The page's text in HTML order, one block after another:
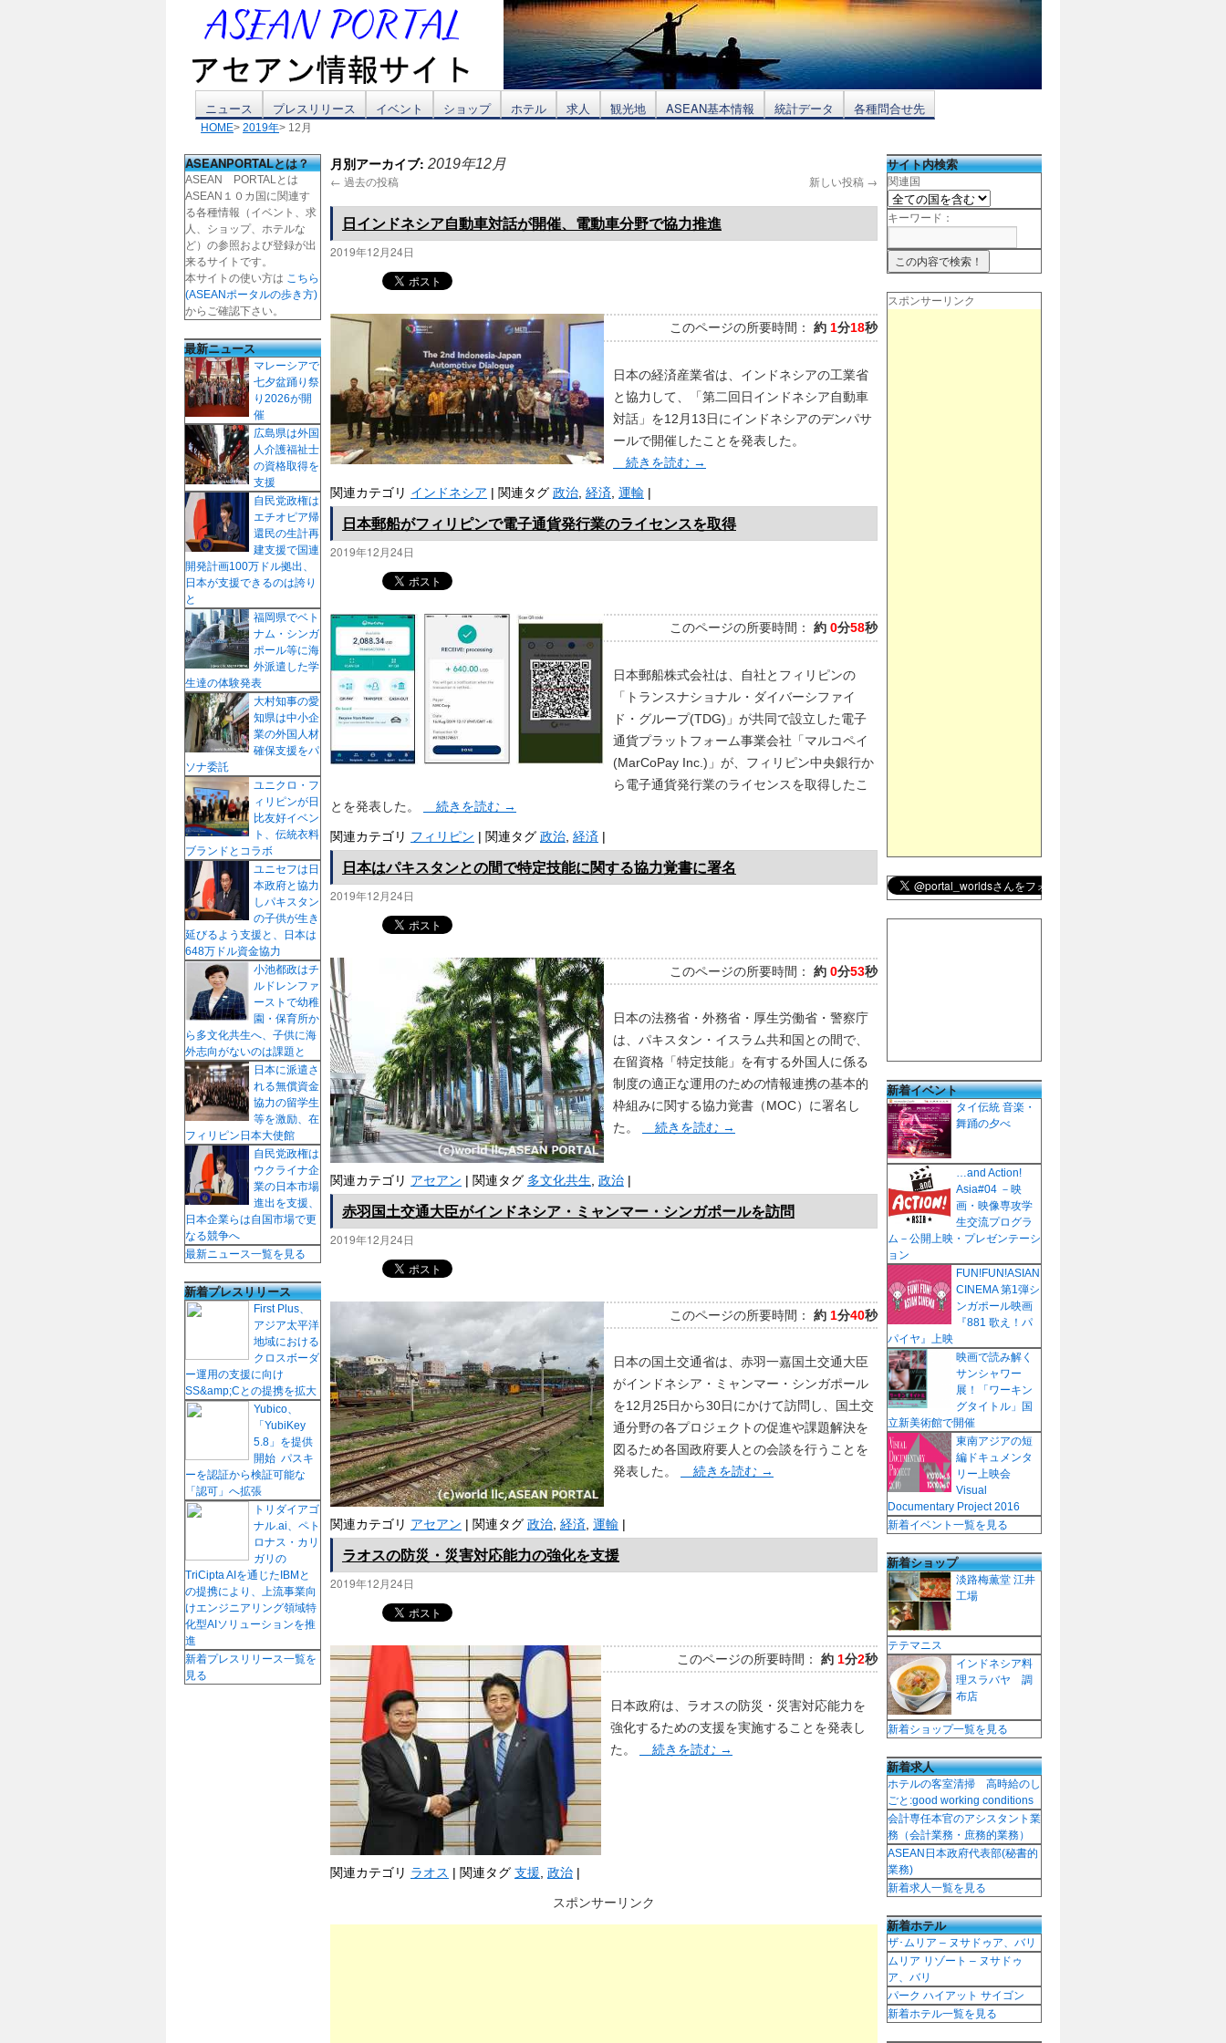
テ
ン
ツ
へ
ス
キ
ッ
プ
ニュース プレスリリース イベント ショップ ホテル 求人 観光地 ASEAN基本情報 統計データ 各種問合せ先
HOME> 2019年> 12月
月別アーカイブ: 2019年12月
← 過去の投稿 新しい投稿 →
日インドネシア自動車対話が開催、電動車分野で協力推進
2019年12月24日
このページの所要時間： 約 1分18秒
日本の経済産業省は、インドネシアの工業省
と協力して、「第二回日インドネシア自動車
対話」を12月13日にインドネシアのデンパサ
ールで開催したことを発表した。
続きを読む →
関連カテゴリ インドネシア | 関連タグ 政治 経済 運輸 |
日本郵船がフィリピンで電子通貨発行業のライセンスを取得
2019年12月24日
このページの所要時間： 約 0分58秒
日本郵船株式会社は、自社とフィリピンの
「トランスナショナル・ダイバーシファイ
ド・グループ(TDG)」が共同で設立した電子
通貨プラットフォーム事業会社「マルコペイ
(MarCoPay Inc.)」が、フィリピン中央銀行か
ら電子通貨発行業のライセンスを取得したこ
とを発表した。
続きを読む →
関連カテゴリ フィリピン | 関連タグ 政治 経済 |
日本はパキスタンとの間で特定技能に関する協力覚書に署名
2019年12月24日
このページの所要時間： 約 0分53秒
日本の法務省・外務省・厚生労働省・警察庁
は、パキスタン・イスラム共和国との間で、
在留資格「特定技能」を有する外国人に係る
制度の適正な運用のための情報連携の基本的
枠組みに関する協力覚書（MOC）に署名し
た。
続きを読む →
関連カテゴリ アセアン | 関連タグ 多文化共生 政治 |
赤羽国土交通大臣がインドネシア・ミャンマー・シンガポールを訪問
2019年12月24日
このページの所要時間： 約 1分40秒
日本の国土交通省は、赤羽一嘉国土交通大臣
がインドネシア・ミャンマー・シンガポール
を12月25日から30日にかけて訪問し、国土交
通分野の各プロジェクトの促進や課題解決を
図るため各国政府要人との会談を行うことを
発表した。
続きを読む →
関連カテゴリ アセアン | 関連タグ 政治 経済 運輸 |
ラオスの防災・災害対応能力の強化を支援
2019年12月24日
このページの所要時間： 約 1分2秒
日本政府は、ラオスの防災・災害対応能力を
強化するための支援を実施することを発表し
た。
続きを読む →
関連カテゴリ ラオス | 関連タグ 支援 政治 |
スポンサーリンク
ASEANPORTALとは？
ASEAN PORTALとは
ASEAN１０カ国に関連す
る各種情報（イベント、求
人、ショップ、ホテルな
ど）の参照および登録が出
来るサイトです。
本サイトの使い方は こちら
(ASEANポータルの歩き方)
からご確認下さい。
最新ニュース
マレーシアで
七夕盆踊り祭
り2026が開
催
広島県は外国
人介護福祉士
の資格取得を
支援
自民党政権は
エチオピア帰
還民の生計再
建支援で国連
開発計画100万ドル拠出、
日本が支援できるのは誇り
と
福岡県でベト
ナム・シンガ
ポール等に海
外派遣した学
生達の体験発表
大村知事の愛
知県は中小企
業の外国人材
確保支援をパ
ソナ委託
ユニクロ・フ
ィリピンが日
比友好イベン
ト、伝統衣料
ブランドとコラボ
ユニセフは日
本政府と協力
しパキスタン
の子供が生き
延びるよう支援と、日本は
648万ドル資金協力
小池都政はチ
ルドレンファ
ーストで幼稚
園・保育所か
ら多文化共生へ、子供に海
外志向がないのは課題と
日本に派遣さ
れる無償資金
協力の留学生
等を激励、在
フィリピン日本大使館
自民党政権は
ウクライナ企
業の日本市場
進出を支援、
日本企業らは自国市場で更
なる競争へ
最新ニュース一覧を見る
新着プレスリリース
First Plus、
アジア太平洋
地域における
クロスボーダ
ー運用の支援に向け
SS&amp;Cとの提携を拡大
Yubico、
「YubiKey
5.8」を提供
開始 パスキ
ーを認証から検証可能な
「認可」へ拡張
トリダイアゴ
ナル.ai、ペト
ロナス・カリ
ガリの
TriCipta AIを通じたIBMと
の提携により、上流事業向
けエンジニアリング領域特
化型AIソリューションを推
進
新着プレスリリース一覧を
見る
サイト内検索
関連国
キーワード：
スポンサーリンク
新着イベント
タイ伝統 音楽・
舞踊の夕べ
…and Action!
Asia#04 －映
画・映像専攻学
生交流プログラ
ム－公開上映・プレゼンテーシ
ョン
FUN!FUN!ASIAN
CINEMA 第1弾シ
ンガポール映画
『881 歌え！パ
パイヤ』上映
映画で読み解く
サンシャワー
展！「ワーキン
グタイトル」国
立新美術館で開催
東南アジアの短
編ドキュメンタ
リー上映会
Visual
Documentary Project 2016
新着イベント一覧を見る
新着ショップ
淡路梅薫堂 江井
工場
テテマニス
インドネシア料
理スラバヤ 調
布店
新着ショップ一覧を見る
新着求人
ホテルの客室清掃 高時給のし
ごと:good working conditions
会計専任本官のアシスタント業
務（会計業務・庶務的業務）
ASEAN日本政府代表部(秘書的
業務)
新着求人一覧を見る
新着ホテル
ザ･ムリア – ヌサドゥア、バリ
ムリア リゾート – ヌサドゥ
ア、バリ
パーク ハイアット サイゴン
新着ホテル一覧を見る